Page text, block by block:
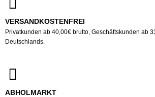
VERSANDKOSTENFREI
Privatkunden ab 40,00€ brutto, Geschäftskunden ab
Deutschlands.
ABHOLMARKT